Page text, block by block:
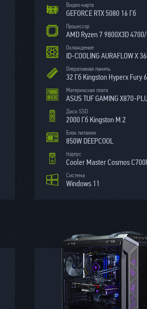
Видео-карта
GEFORCE RTX 5080 16 Гб
Процессор
Охлаждение
ID-COOLING AURAFLOW X
Оперативная память
Материнская плата
ASUS TUF GAMING X870-
Диск SSD
2000 Гб Kingston M.2
Блок питания
850W DEEPCOOL
Корпус
Cooler Master Cosmos
Система
Windows 11